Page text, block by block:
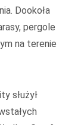
Dookoła
pergole
na terenie
służył